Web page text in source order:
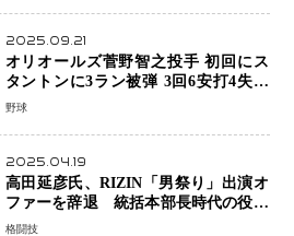
2025.09.21
オリオールズ菅野智之投手 初回にス
タントンに3ラン被弾 3回6安打4失点
で降板
野球
2025.04.19
高田延彦氏、RIZIN「男祭り」出演オ
ファーを辞退 統括本部長時代の役目
「すでに終えています」と明言
格闘技